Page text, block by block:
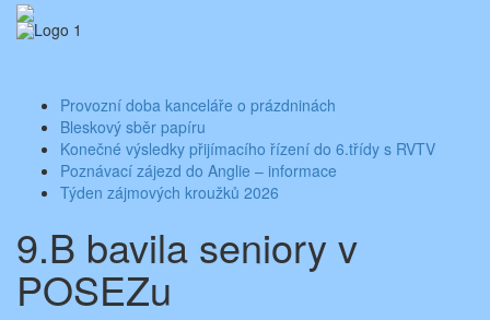
SkipAktuality ze školy
Základní škola Benešov, Dukelská 1818
Provozní doba kanceláře o prázdninách
Bleskový sběr papíru
Konečné výsledky přijímacího řízení do 6.třídy s RVTV
Poznávací zájezd do Anglie – informace
Týden zájmových kroužků 2026
9.B bavila seniory v
POSEZu